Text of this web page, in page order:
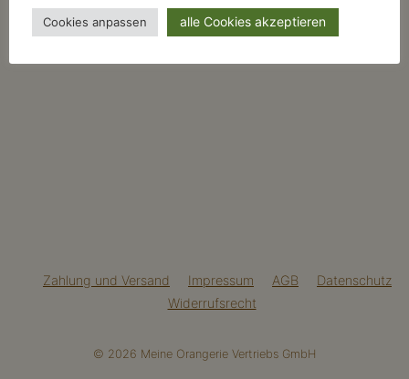
Zahlung und Versand Impressum AGB
Datenschutz
Widerrufsrecht
© 2026 Meine Orangerie Vertriebs GmbH
Cookies anpassen alle Cookies akzeptieren